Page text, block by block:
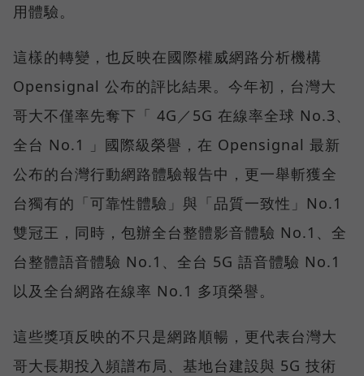
用體驗。
這樣的轉變，也反映在國際權威網路分析機構
Opensignal 公布的評比結果。今年初，台灣大
哥大不僅率先奪下「 4G／5G 在線率全球 No.3、
全台 No.1 」國際級榮譽，在 Opensignal 最新
公布的台灣行動網路體驗報告中，更一舉斬獲全
台獨有的「可靠性體驗」與「品質一致性」No.1
雙冠王，同時，包辦全台整體影音體驗 No.1、全
台整體語音體驗 No.1、全台 5G 語音體驗 No.1
以及全台網路在線率 No.1 多項榮譽。
這些獎項反映的不只是網路順暢，更代表台灣大
哥大長期投入頻譜布局、基地台建設與 5G 技術